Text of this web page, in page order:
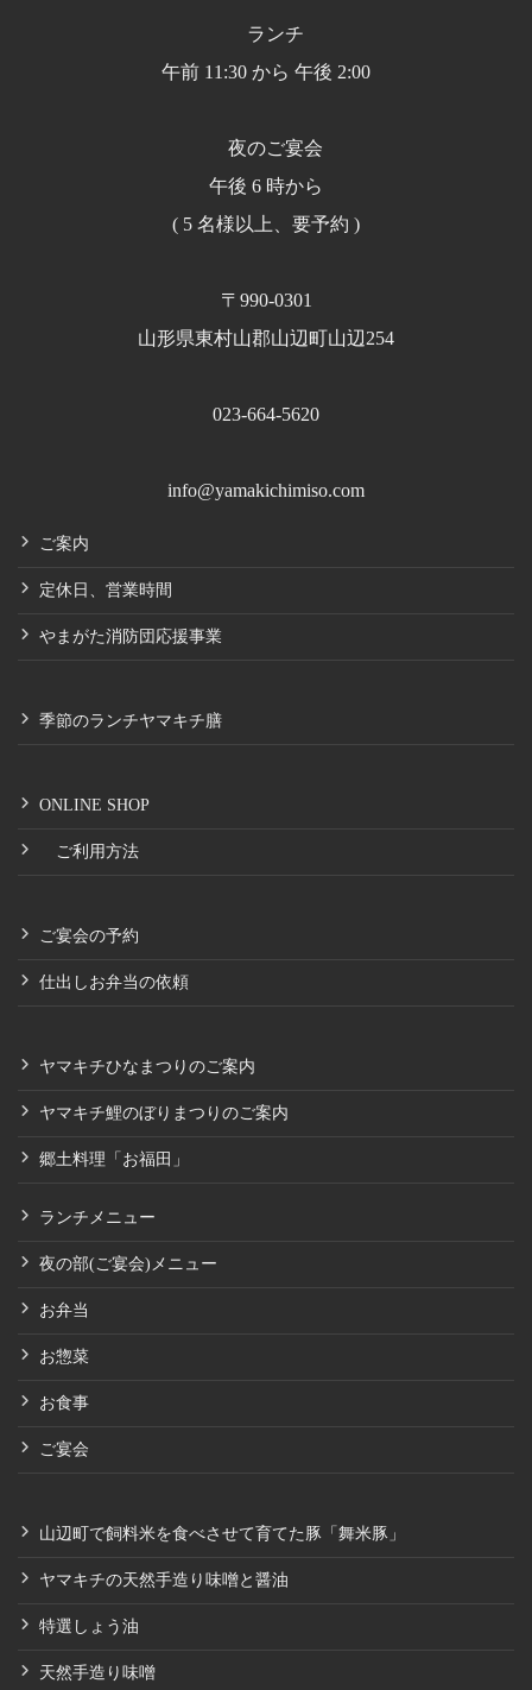
ランチ
午前 11:30 から 午後 2:00
夜のご宴会
午後 6 時から
( 5 名様以上、要予約 )
〒990-0301
山形県東村山郡山辺町山辺254
023-664-5620
info@yamakichimiso.com
ご案内
定休日、営業時間
やまがた消防団応援事業
季節のランチヤマキチ膳
ONLINE SHOP
ご利用方法
ご宴会の予約
仕出しお弁当の依頼
ヤマキチひなまつりのご案内
ヤマキチ鯉のぼりまつりのご案内
郷土料理「お福田」
ランチメニュー
夜の部(ご宴会)メニュー
お弁当
お惣菜
お食事
ご宴会
山辺町で飼料米を食べさせて育てた豚「舞米豚」
ヤマキチの天然手造り味噌と醤油
特選しょう油
天然手造り味噌